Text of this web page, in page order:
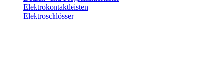
Elektrokontaktleisten
Elektroschlösser